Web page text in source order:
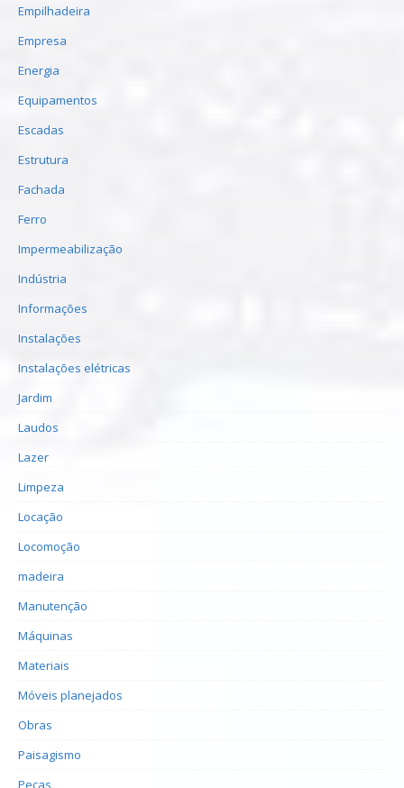
Empilhadeira
Empresa
Energia
Equipamentos
Escadas
Estrutura
Fachada
Ferro
Impermeabilização
Indústria
Informações
Instalações
Instalações elétricas
Jardim
Laudos
Lazer
Limpeza
Locação
Locomoção
madeira
Manutenção
Máquinas
Materiais
Móveis planejados
Obras
Paisagismo